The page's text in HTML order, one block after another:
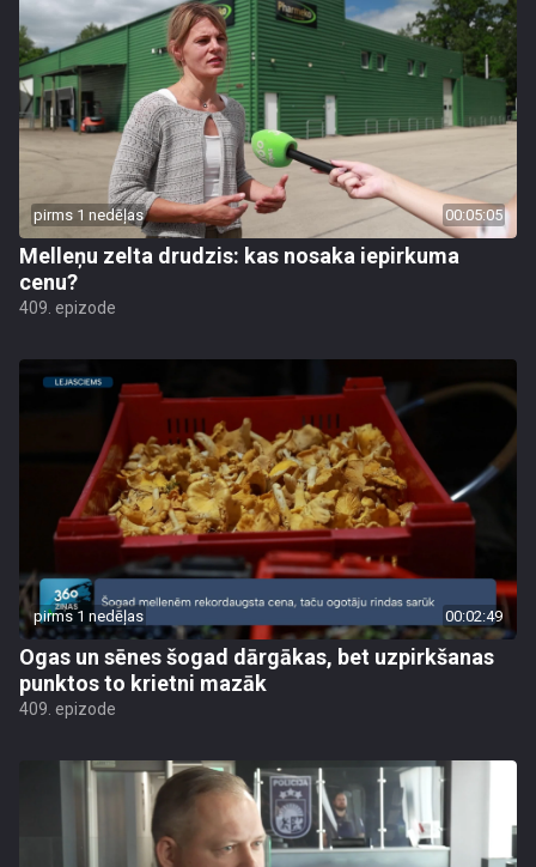
pirms 1 nedēļas 00:05:05
Melleņu zelta drudzis: kas nosaka iepirkuma
cenu?
409. epizode
pirms 1 nedēļas 00:02:49
Ogas un sēnes šogad dārgākas, bet uzpirkšanas
punktos to krietni mazāk
409. epizode